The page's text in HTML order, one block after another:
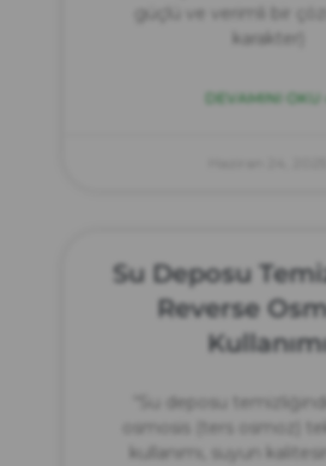
güçlü ve verimli bir
karakter)
DEVAMINI OKU
Su Deposu
Reverse
“Su deposu
osmosis (ters osmoz)
kullanımı, suyun